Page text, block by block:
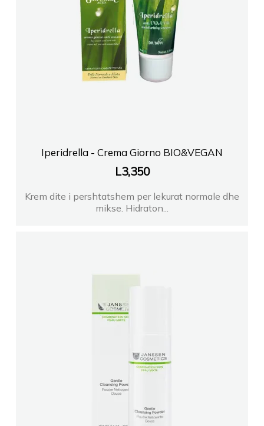
Iperidrella - Crema Giorno BIO&VEGAN
L3,350
Krem dite i pershtatshem per lekurat normale dhe
mikse. Hidraton...